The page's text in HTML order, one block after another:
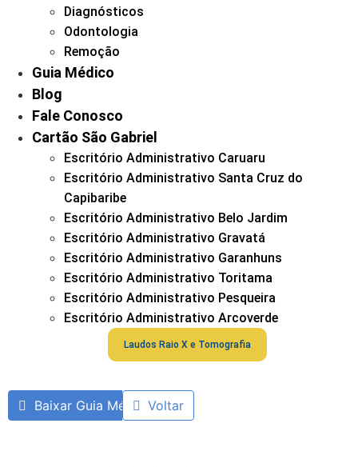
Diagnósticos
Odontologia
Remoção
Guia Médico
Blog
Fale Conosco
Cartão São Gabriel
Escritório Administrativo Caruaru
Escritório Administrativo Santa Cruz do
Capibaribe
Escritório Administrativo Belo Jardim
Escritório Administrativo Gravatá
Escritório Administrativo Garanhuns
Escritório Administrativo Toritama
Escritório Administrativo Pesqueira
Escritório Administrativo Arcoverde
Laudos Raio X e Tomografia
Baixar Guia MédicoVoltar